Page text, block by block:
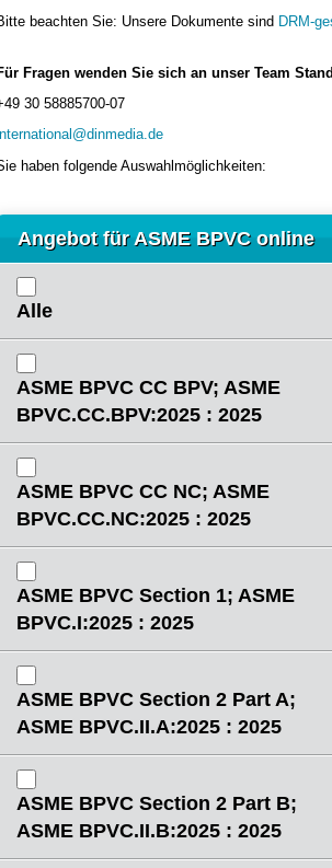
beachten Sie: Unsere Dokumente sind DRM-
Fragen wenden Sie sich an unser Team
30 58885700-07
haben folgende Auswahlmöglichkeiten:
Angebot für ASME BPVC online
Alle
ASME BPVC CC BPV; ASME
BPVC.CC.BPV:2025 : 2025
ASME BPVC CC NC; ASME
BPVC.CC.NC:2025 : 2025
ASME BPVC Section 1; ASME
BPVC.I:2025 : 2025
ASME BPVC Section 2 Part A;
ASME BPVC.II.A:2025 : 2025
ASME BPVC Section 2 Part B;
ASME BPVC.II.B:2025 : 2025